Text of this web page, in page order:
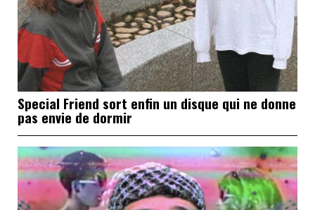
Special Friend sort enfin un disque qui ne donne
pas envie de dormir